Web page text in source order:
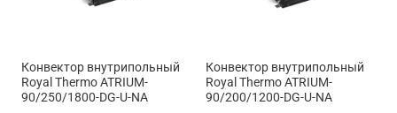
Конвектор внутрипольный
Royal Thermo ATRIUM-
90/250/1800-DG-U-NA
Конвектор внутрипольный
Royal Thermo ATRIUM-
90/200/1200-DG-U-NA